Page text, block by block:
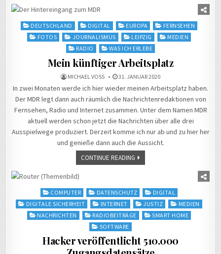
Posted
DEUTSCHLAND DIGITAL EUROPA
FERNSEHEN
FOTOS
JOURNALISMUS LEIPZIG
MEDIEN
RADIO
WAS ICH ERLEBE
Mein künftiger Arbeitsplatz
MICHAEL VOSS 31. JANUAR 2020
In zwei Monaten werde ich hier wieder meinen Arbeitsplatz haben.
Der MDR legt dann auch räumlich die Nachrichtenredaktionen von
Fernsehen, Radio und Internet zusammen. Unter dem Namen MDR
aktuell werden schon jetzt die Nachrichten über alle drei
Ausspielwege produziert. Derzeit komme ich nur ab und zu hier her
und genieße dann auch die Aussicht.
CONTINUE READING
Posted
in
COMPUTER DATENSCHUTZ
DIGITAL
DIGITALE SICHERHEIT
INTERNET JUSTIZ
MEDIEN
NACHRICHTEN
RADIOBEITRÄGE
SMART HOME
SOFTWARE
Hacker veröffentlicht 510.000